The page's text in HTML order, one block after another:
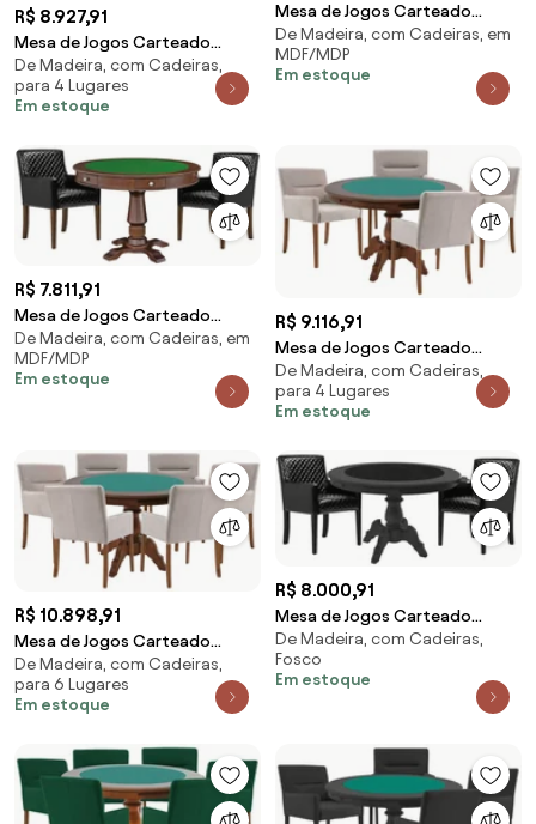
R$ 8.927,91
Mesa de Jogos Carteado
Victoria Redonda Tampo
Reversível Amêndoa com 4
Cadeiras Vicenza Verde G36
De Madeira, com Cadeiras,
para 4 Lugares
Em estoque
Mesa de Jogos Carteado
Victoria Redonda Tampo
Reversível Imbuia com Kit 2
Cadeiras Liverpool Corino
Preto Liso G36 G15 - Gran Belo
De Madeira, com Cadeiras, em
MDF/MDP
Em estoque
R$ 7.811,91
Mesa de Jogos Carteado
Victoria Redonda Tampo
Reversível Imbuia com Kit 2
Cadeiras Liverpool PU Sintético
Preto Matelassê G36 G15 -
De Madeira, com Cadeiras, em
MDF/MDP
Em estoque
R$ 9.116,91
Mesa de Jogos Carteado
Redonda Montreal Tampo
Reversível Imbuia com 4
Cadeiras Vicenza Nude G36 G15
De Madeira, com Cadeiras,
para 4 Lugares
Em estoque
R$ 10.898,91
Mesa de Jogos Carteado
Redonda Montreal Tampo
Reversível Imbuia com 6
Cadeiras Vicenza Nude G36 G15
De Madeira, com Cadeiras,
para 6 Lugares
Em estoque
R$ 8.000,91
Mesa de Jogos Carteado
Montreal Redonda Tampo
Reversível Preto com 2
Cadeiras Liverpool PU Sintético
Preto Matelassê G36 G15 -
De Madeira, com Cadeiras,
Fosco
Em estoque